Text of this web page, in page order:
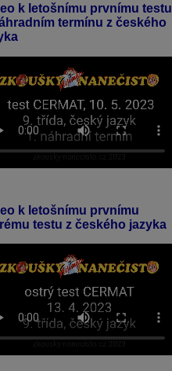
k letošnímu prvnímu testu
termínu z českého
k letošnímu prvnímu
testu z českého jazyka